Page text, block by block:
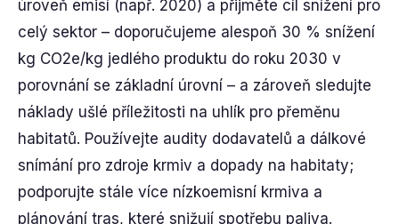
úroveň emisí (např. 2020) a přijměte cíl snížení pro
celý sektor – doporučujeme alespoň 30 % snížení
kg CO2e/kg jedlého produktu do roku 2030 v
porovnání se základní úrovní – a zároveň sledujte
náklady ušlé příležitosti na uhlík pro přeměnu
habitatů. Používejte audity dodavatelů a dálkové
snímání pro zdroje krmiv a dopady na habitaty;
podporujte stále více nízkoemisní krmiva a
plánování tras, které snižují spotřebu paliva.